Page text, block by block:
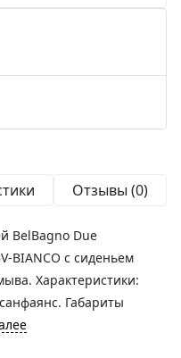
Отзывы (0)
BelBagno Due
BIANCO с сиденьем
Характеристики:
Габариты